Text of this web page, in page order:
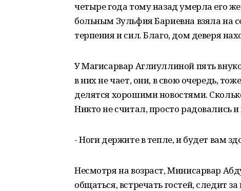
четыре года тому назад умерла его
больным Зульфия Бариевна взяла на
терпения и сил. Благо, дом деверя
У Магисарвар Аглиуллиной пять
в них не чает, они, в свою очередь,
делятся хорошими новостями.
Никто не считал, просто радовались
- Ноги держите в тепле, и будет вам
Несмотря на возраст, Минисарвар
общаться, встречать гостей, следит